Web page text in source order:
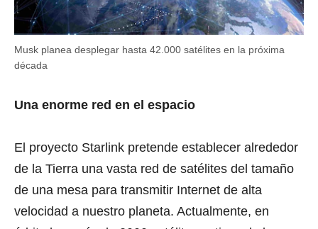
Musk planea desplegar hasta 42.000 satélites en la próxima
década
Una enorme red en el espacio
El proyecto Starlink pretende establecer alrededor
de la Tierra una vasta red de satélites del tamaño
de una mesa para transmitir Internet de alta
velocidad a nuestro planeta. Actualmente, en